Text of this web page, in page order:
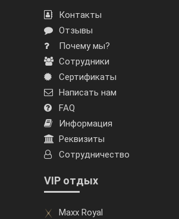
Контакты
Отзывы
Почему мы?
Сотрудники
Сертификаты
Написать нам
FAQ
Информация
Реквизиты
Сотрудничество
VIP отдых
Maxx Royal